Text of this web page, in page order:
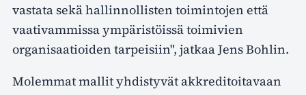
vastata sekä hallinnollisten toimintojen että
vaativammissa ympäristöissä toimivien
organisaatioiden tarpeisiin", jatkaa Jens Bohlin.
Molemmat mallit yhdistyvät akkreditoitavaan